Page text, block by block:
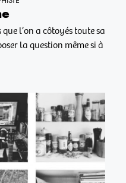
l’on a côtoyés toute sa
la question même si à